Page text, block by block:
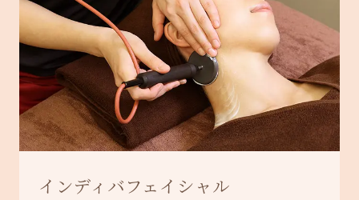
インディバフェイシャル